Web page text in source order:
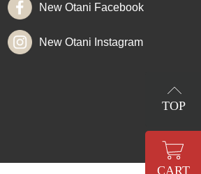
New Otani Facebook
New Otani Instagram